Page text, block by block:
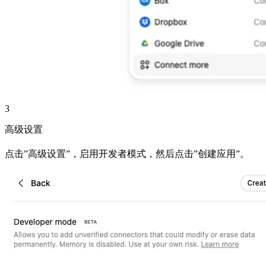
3
高级设置
点击”高级设置”，启用开发者模式，然后点击”创建应用”。